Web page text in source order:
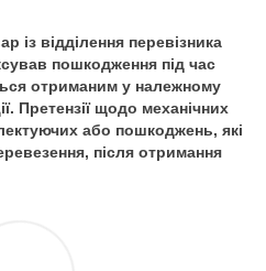
із відділення перевізника
пошкодження під час
отриманим у належному
Претензії щодо механічних
або пошкоджень, які
після отримання